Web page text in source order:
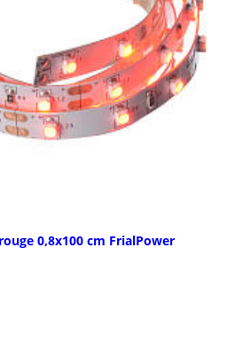
0,8x100 cm FrialPower